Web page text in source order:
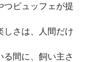
つビュッフェが提
しさは、人間だけ
間に、飼い主さ